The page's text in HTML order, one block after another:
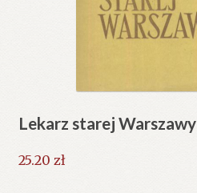
Lekarz starej Warszawy
25.20 zł